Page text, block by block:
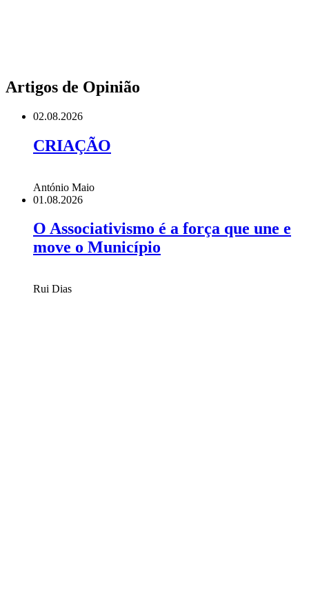
Artigos de Opinião
02.08.2026
CRIAÇÃO
António Maio
01.08.2026
O Associativismo é a força que une e
move o Município
Rui Dias